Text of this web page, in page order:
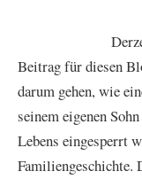
Beitrag für diesen
darum gehen, wie
seinem eigenen
Lebens eingesperrt
Familiengeschichte.